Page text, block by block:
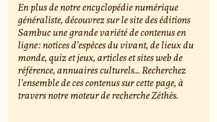
En plus de notre encyclopédie numérique
généraliste, découvrez sur le site des éditions
Sambuc une grande variété de contenus en
ligne : notices d'espèces du vivant, de lieux du
monde, quiz et jeux, articles et sites web de
référence, annuaires culturels... Recherchez
l'ensemble de ces contenus sur cette page, à
travers notre moteur de recherche Zéthès.